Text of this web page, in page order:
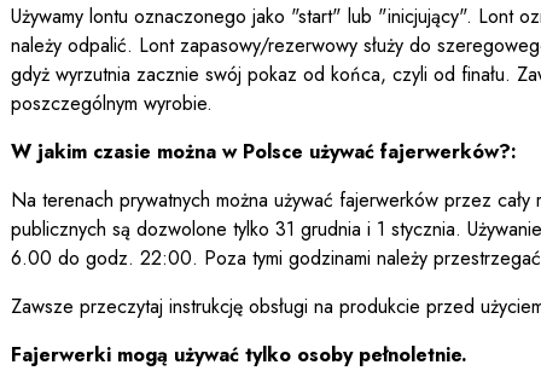
Używamy lontu oznaczonego jako "start" lub "inicjujący". Lont
należy odpalić. Lont zapasowy/rezerwowy służy do
gdyż wyrzutnia zacznie swój pokaz od końca, czyli od finału.
poszczególnym wyrobie.
W jakim czasie można w Polsce używać fajerwerków?:
Na terenach prywatnych można używać fajerwerków przez
publicznych są dozwolone tylko 31 grudnia i 1 stycznia.
6.00 do godz. 22:00. Poza tymi godzinami należy
Zawsze przeczytaj instrukcję obsługi na produkcie przed
Fajerwerki mogą używać tylko osoby pełnoletnie.